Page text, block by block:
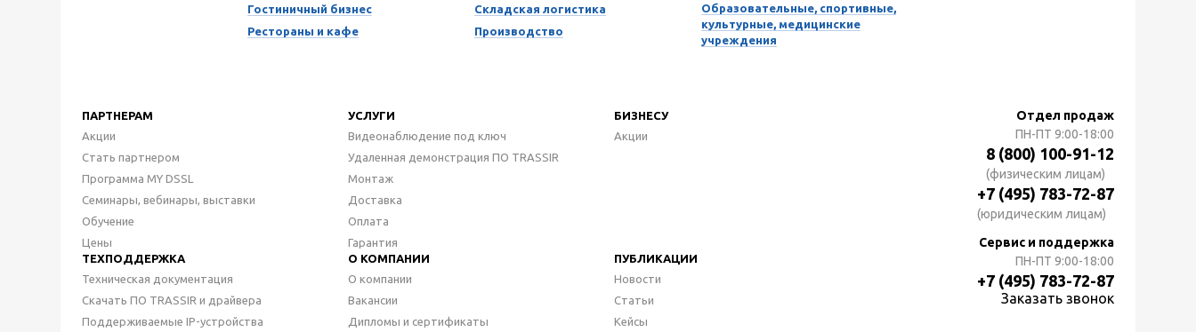
Гостиничный бизнес
Рестораны и кафе
Складская логистика
Производство
Образовательные, спортивные,
культурные, медицинские
учреждения
ПАРТНЕРАМ
Акции
Стать партнером
Программа MY DSSL
Семинары, вебинары, выставки
Обучение
Цены
УСЛУГИ
Видеонаблюдение под ключ
Удаленная демонстрация ПО TRASSIR
Монтаж
Доставка
Оплата
Гарантия
БИЗНЕСУ
Акции
ТЕХПОДДЕРЖКА
Техническая документация
Скачать ПО TRASSIR и драйвера
Поддерживаемые IP-устройства
О КОМПАНИИ
О компании
Вакансии
Дипломы и сертификаты
ПУБЛИКАЦИИ
Новости
Статьи
Кейсы
Отдел продаж
ПН-ПТ 9:00-18:00
8 (800) 100-91-12
(физическим лицам)
+7 (495) 783-72-87
(юридическим лицам)
Сервис и поддержка
ПН-ПТ 9:00-18:00
+7 (495) 783-72-87
Заказать звонок